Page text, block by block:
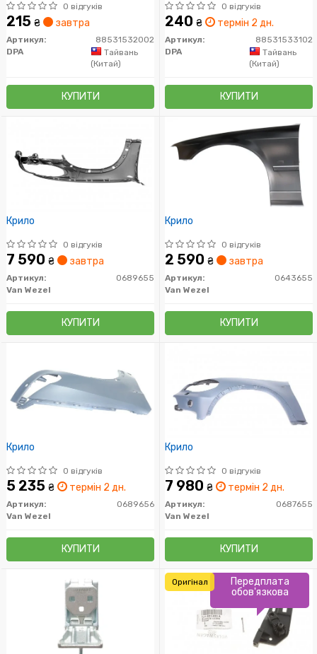
0 відгуків
215 ₴ завтра
Артикул:
88531532002
DPA
Тайвань
(Китай)
КУПИТИ
0 відгуків
240 ₴ термін 2 дн.
Артикул:
88531533102
DPA
Тайвань
(Китай)
КУПИТИ
Крило
0 відгуків
7 590 ₴ завтра
Артикул:
0689655
Van Wezel
КУПИТИ
Крило
0 відгуків
2 590 ₴ завтра
Артикул:
0643655
Van Wezel
КУПИТИ
Крило
0 відгуків
5 235 ₴ термін 2 дн.
Артикул:
0689656
Van Wezel
КУПИТИ
Крило
0 відгуків
7 980 ₴ термін 2 дн.
Артикул:
0687655
Van Wezel
КУПИТИ
Передплата
обов'язкова
Оригінал